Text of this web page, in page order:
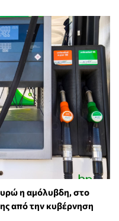
η αμόλυβδη, στο
από την κυβέρνηση